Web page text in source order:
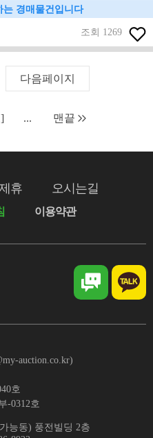
는 경매물건입니다
조회 1269
다음페이지
... 맨끝
휴 오시는길
이용약관
auction.co.kr)
호
-0312호
능동) 풍전빌딩 2층